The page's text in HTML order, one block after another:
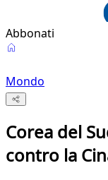
Abbonati
Mondo
Corea del
contro la